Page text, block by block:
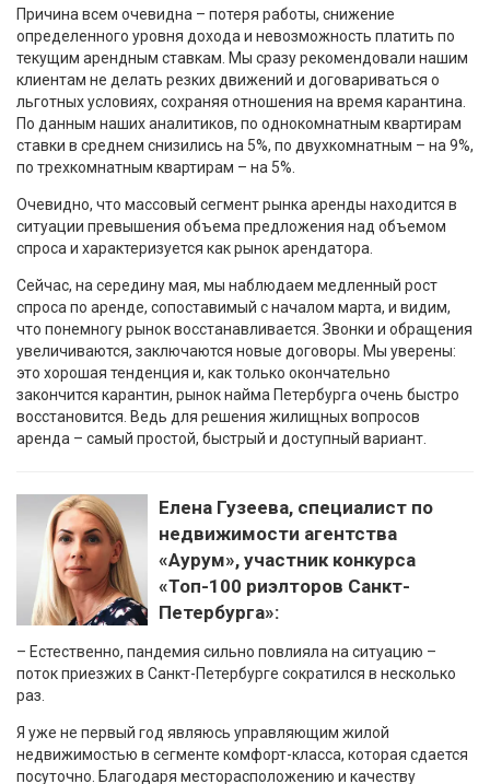
Причина всем очевидна – потеря работы, снижение
определенного уровня дохода и невозможность платить по
текущим арендным ставкам. Мы сразу рекомендовали нашим
клиентам не делать резких движений и договариваться о
льготных условиях, сохраняя отношения на время карантина.
По данным наших аналитиков, по однокомнатным квартирам
ставки в среднем снизились на 5%, по двухкомнатным – на 9%,
по трехкомнатным квартирам – на 5%.
Очевидно, что массовый сегмент рынка аренды находится в
ситуации превышения объема предложения над объемом
спроса и характеризуется как рынок арендатора.
Сейчас, на середину мая, мы наблюдаем медленный рост
спроса по аренде, сопоставимый с началом марта, и видим,
что понемногу рынок восстанавливается. Звонки и обращения
увеличиваются, заключаются новые договоры. Мы уверены:
это хорошая тенденция и, как только окончательно
закончится карантин, рынок найма Петербурга очень быстро
восстановится. Ведь для решения жилищных вопросов
аренда – самый простой, быстрый и доступный вариант.
Елена Гузеева, специалист по
недвижимости агентства
«Аурум», участник конкурса
«Топ-100 риэлторов Санкт-
Петербурга»:
– Естественно, пандемия сильно повлияла на ситуацию –
поток приезжих в Санкт-Петербурге сократился в несколько
раз.
Я уже не первый год являюсь управляющим жилой
недвижимостью в сегменте комфорт-класса, которая сдается
посуточно. Благодаря месторасположению и качеству